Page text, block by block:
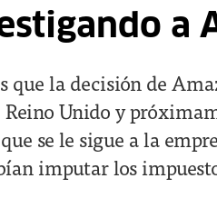
a
que la decisión de
Unido y
se le sigue a la
imputar los